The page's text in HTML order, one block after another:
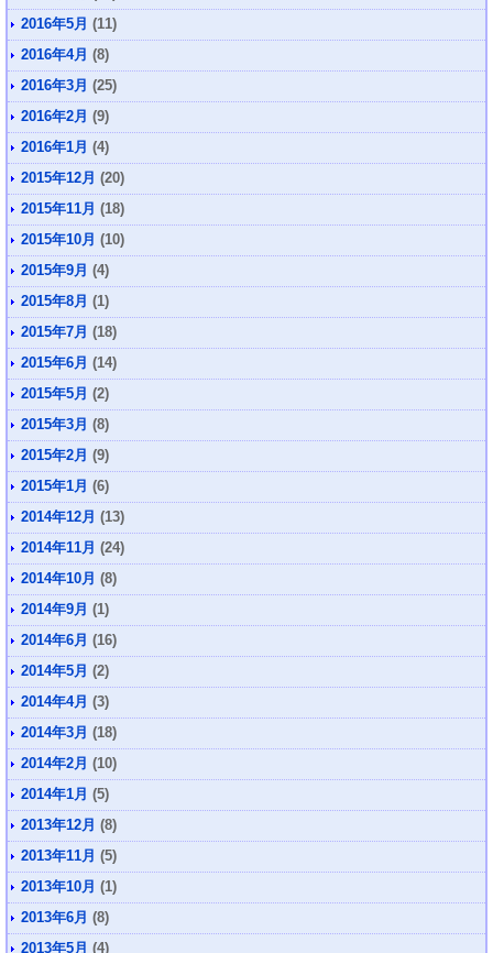
2016年5月 (11)
2016年4月 (8)
2016年3月 (25)
2016年2月 (9)
2016年1月 (4)
2015年12月 (20)
2015年11月 (18)
2015年10月 (10)
2015年9月 (4)
2015年8月 (1)
2015年7月 (18)
2015年6月 (14)
2015年5月 (2)
2015年3月 (8)
2015年2月 (9)
2015年1月 (6)
2014年12月 (13)
2014年11月 (24)
2014年10月 (8)
2014年9月 (1)
2014年6月 (16)
2014年5月 (2)
2014年4月 (3)
2014年3月 (18)
2014年2月 (10)
2014年1月 (5)
2013年12月 (8)
2013年11月 (5)
2013年10月 (1)
2013年6月 (8)
2013年5月 (4)